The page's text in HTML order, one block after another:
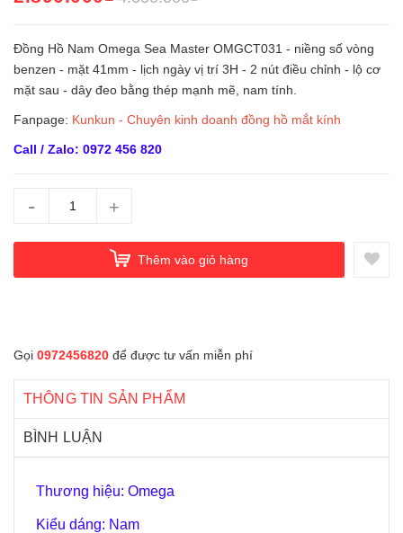
Đồng Hồ Nam Omega Sea Master OMGCT031 - niềng số vòng
benzen - mặt 41mm - lịch ngày vị trí 3H - 2 nút điều chỉnh - lộ cơ
mặt sau - dây đeo bằng thép mạnh mẽ, nam tính.
Fanpage: Kunkun - Chuyên kinh doanh đồng hồ mắt kính
Call / Zalo: 0972 456 820
- +
Thêm vào giỏ hàng
Gọi 0972456820 để được tư vấn miễn phí
THÔNG TIN SẢN PHẨM
BÌNH LUẬN
Thương hiệu: Omega
Kiểu dáng: Nam